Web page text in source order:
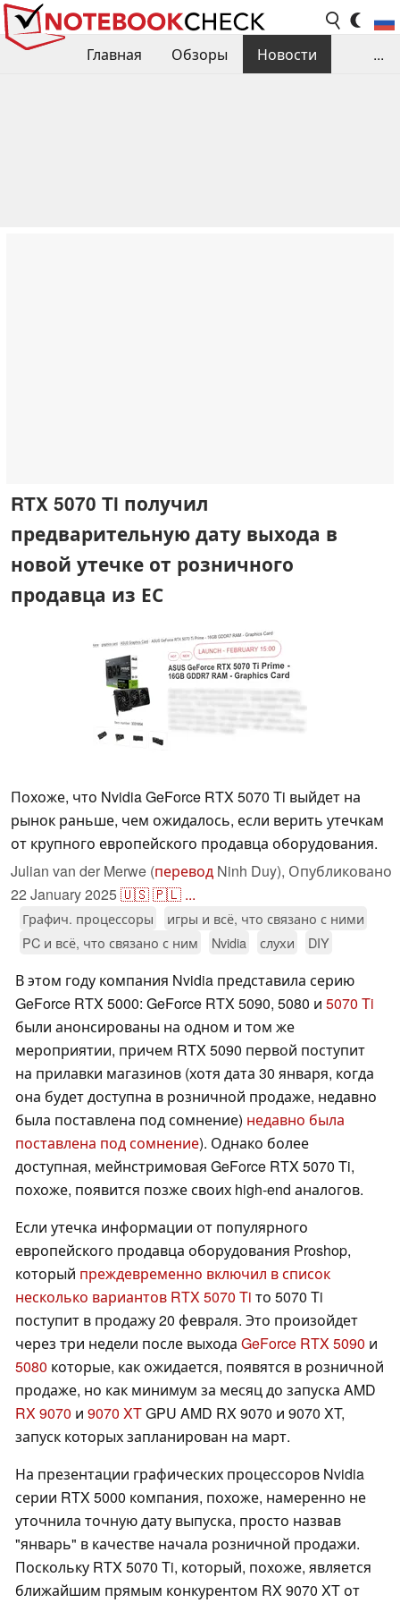
Главная Обзоры
Новости
...
RTX 5070 Ti получил
предварительную дату выхода в
новой утечке от розничного
продавца из ЕС
Похоже, что Nvidia GeForce RTX 5070 Ti выйдет на
рынок раньше, чем ожидалось, если верить утечкам
от крупного европейского продавца оборудования.
Julian van der Merwe (перевод Ninh Duy), Опубликовано
22 January 2025🇺🇸🇵🇱 ...
Графич. процессоры
игры и всё, что связано с ними
PC и всё, что связано с ним
Nvidia слухи DIY
В этом году компания Nvidia представила серию
GeForce RTX 5000: GeForce RTX 5090, 5080 и 5070 Ti
были анонсированы на одном и том же
мероприятии, причем RTX 5090 первой поступит
на прилавки магазинов (хотя дата 30 января, когда
она будет доступна в розничной продаже, недавно
была поставлена под сомнение) недавно была
поставлена под сомнение). Однако более
доступная, мейнстримовая GeForce RTX 5070 Ti,
похоже, появится позже своих high-end аналогов.
Если утечка информации от популярного
европейского продавца оборудования Proshop,
который преждевременно включил в список
несколько вариантов RTX 5070 Ti то 5070 Ti
поступит в продажу 20 февраля. Это произойдет
через три недели после выхода GeForce RTX 5090 и
5080 которые, как ожидается, появятся в розничной
продаже, но как минимум за месяц до запуска AMD
RX 9070 и 9070 XTGPU AMD RX 9070 и 9070 XT,
запуск которых запланирован на март.
На презентации графических процессоров Nvidia
серии RTX 5000 компания, похоже, намеренно не
уточнила точную дату выпуска, просто назвав
"январь" в качестве начала розничной продажи.
Поскольку RTX 5070 Ti, который, похоже, является
ближайшим прямым конкурентом RX 9070 XT от